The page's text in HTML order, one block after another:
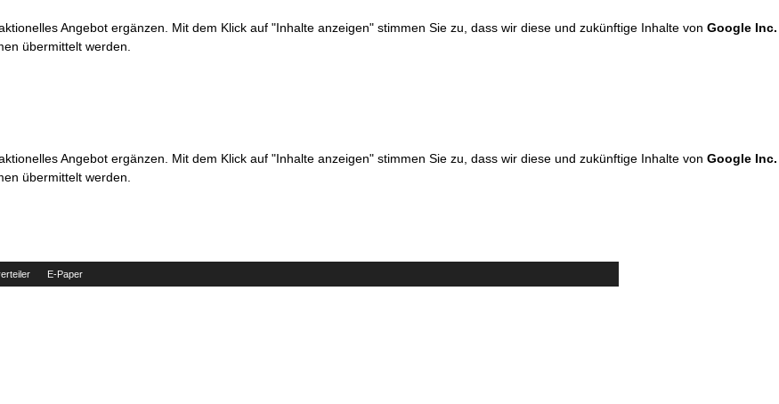
Angebot ergänzen. Mit dem Klick auf "Inhalte anzeigen" stimmen Sie zu, dass wir diese und zukünftige Inhalte von Google Inc.
übermittelt werden.
Angebot ergänzen. Mit dem Klick auf "Inhalte anzeigen" stimmen Sie zu, dass wir diese und zukünftige Inhalte von Google Inc.
übermittelt werden.
E-Paper